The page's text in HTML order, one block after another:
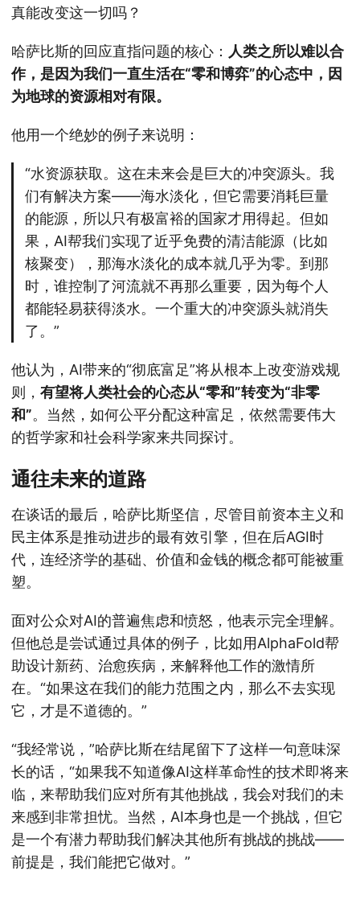
真能改变这一切吗？
哈萨比斯的回应直指问题的核心： 人类之所以难以合
作，是因为我们一直生活在“零和博弈”的心态中，因
为地球的资源相对有限。
他用一个绝妙的例子来说明：
“水资源获取。这在未来会是巨大的冲突源头。我
们有解决方案——海水淡化，但它需要消耗巨量
的能源，所以只有极富裕的国家才用得起。但如
果，AI帮我们实现了近乎免费的清洁能源（比如
核聚变），那海水淡化的成本就几乎为零。到那
时，谁控制了河流就不再那么重要，因为每个人
都能轻易获得淡水。一个重大的冲突源头就消失
了。”
他认为，AI带来的“彻底富足”将从根本上改变游戏规
则， 有望将人类社会的心态从“零和”转变为“非零
和”。当然，如何公平分配这种富足，依然需要伟大
的哲学家和社会科学家来共同探讨。
通往未来的道路
在谈话的最后，哈萨比斯坚信，尽管目前资本主义和
民主体系是推动进步的最有效引擎，但在后AGI时
代，连经济学的基础、价值和金钱的概念都可能被重
塑。
面对公众对AI的普遍焦虑和愤怒，他表示完全理解。
但他总是尝试通过具体的例子，比如用AlphaFold帮
助设计新药、治愈疾病，来解释他工作的激情所
在。“如果这在我们的能力范围之内，那么不去实现
它，才是不道德的。”
“我经常说，”哈萨比斯在结尾留下了这样一句意味深
长的话，“如果我不知道像AI这样革命性的技术即将来
临，来帮助我们应对所有其他挑战，我会对我们的未
来感到非常担忧。当然，AI本身也是一个挑战，但它
是一个有潜力帮助我们解决其他所有挑战的挑战——
前提是，我们能把它做对。”